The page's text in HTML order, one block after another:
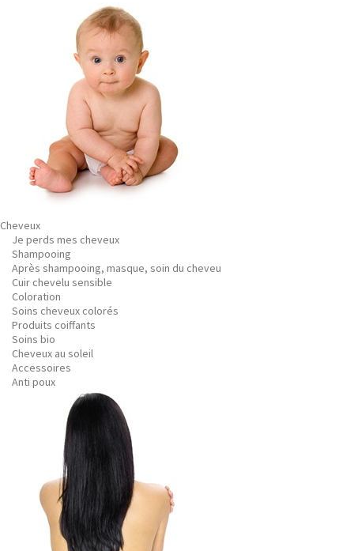
Cheveux
Je perds mes cheveux
Shampooing
Après shampooing, masque, soin du cheveu
Cuir chevelu sensible
Coloration
Soins cheveux colorés
Produits coiffants
Soins bio
Cheveux au soleil
Accessoires
Anti poux